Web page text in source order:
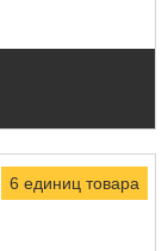
6 единиц товара